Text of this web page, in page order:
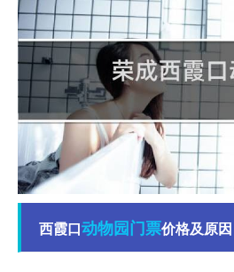
西霞口动物园门票价格及原因